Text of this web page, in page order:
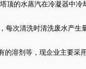
的水蒸汽在冷凝器中冷
次清洗时清洗废水产生
溶剂等，现企业主要采